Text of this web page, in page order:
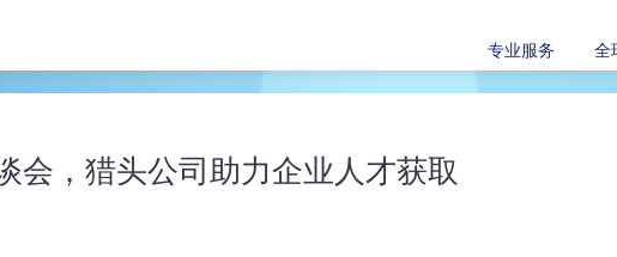
专业服务 全
会，猎头公司助力企业人才获取